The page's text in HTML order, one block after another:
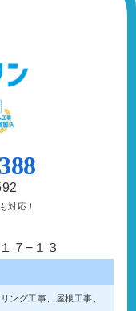
対応！
７−１３
ング工事、屋根工事、